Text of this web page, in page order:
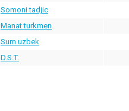
Somoni tadjic
Manat turkmen
Sum uzbek
D.S.T.